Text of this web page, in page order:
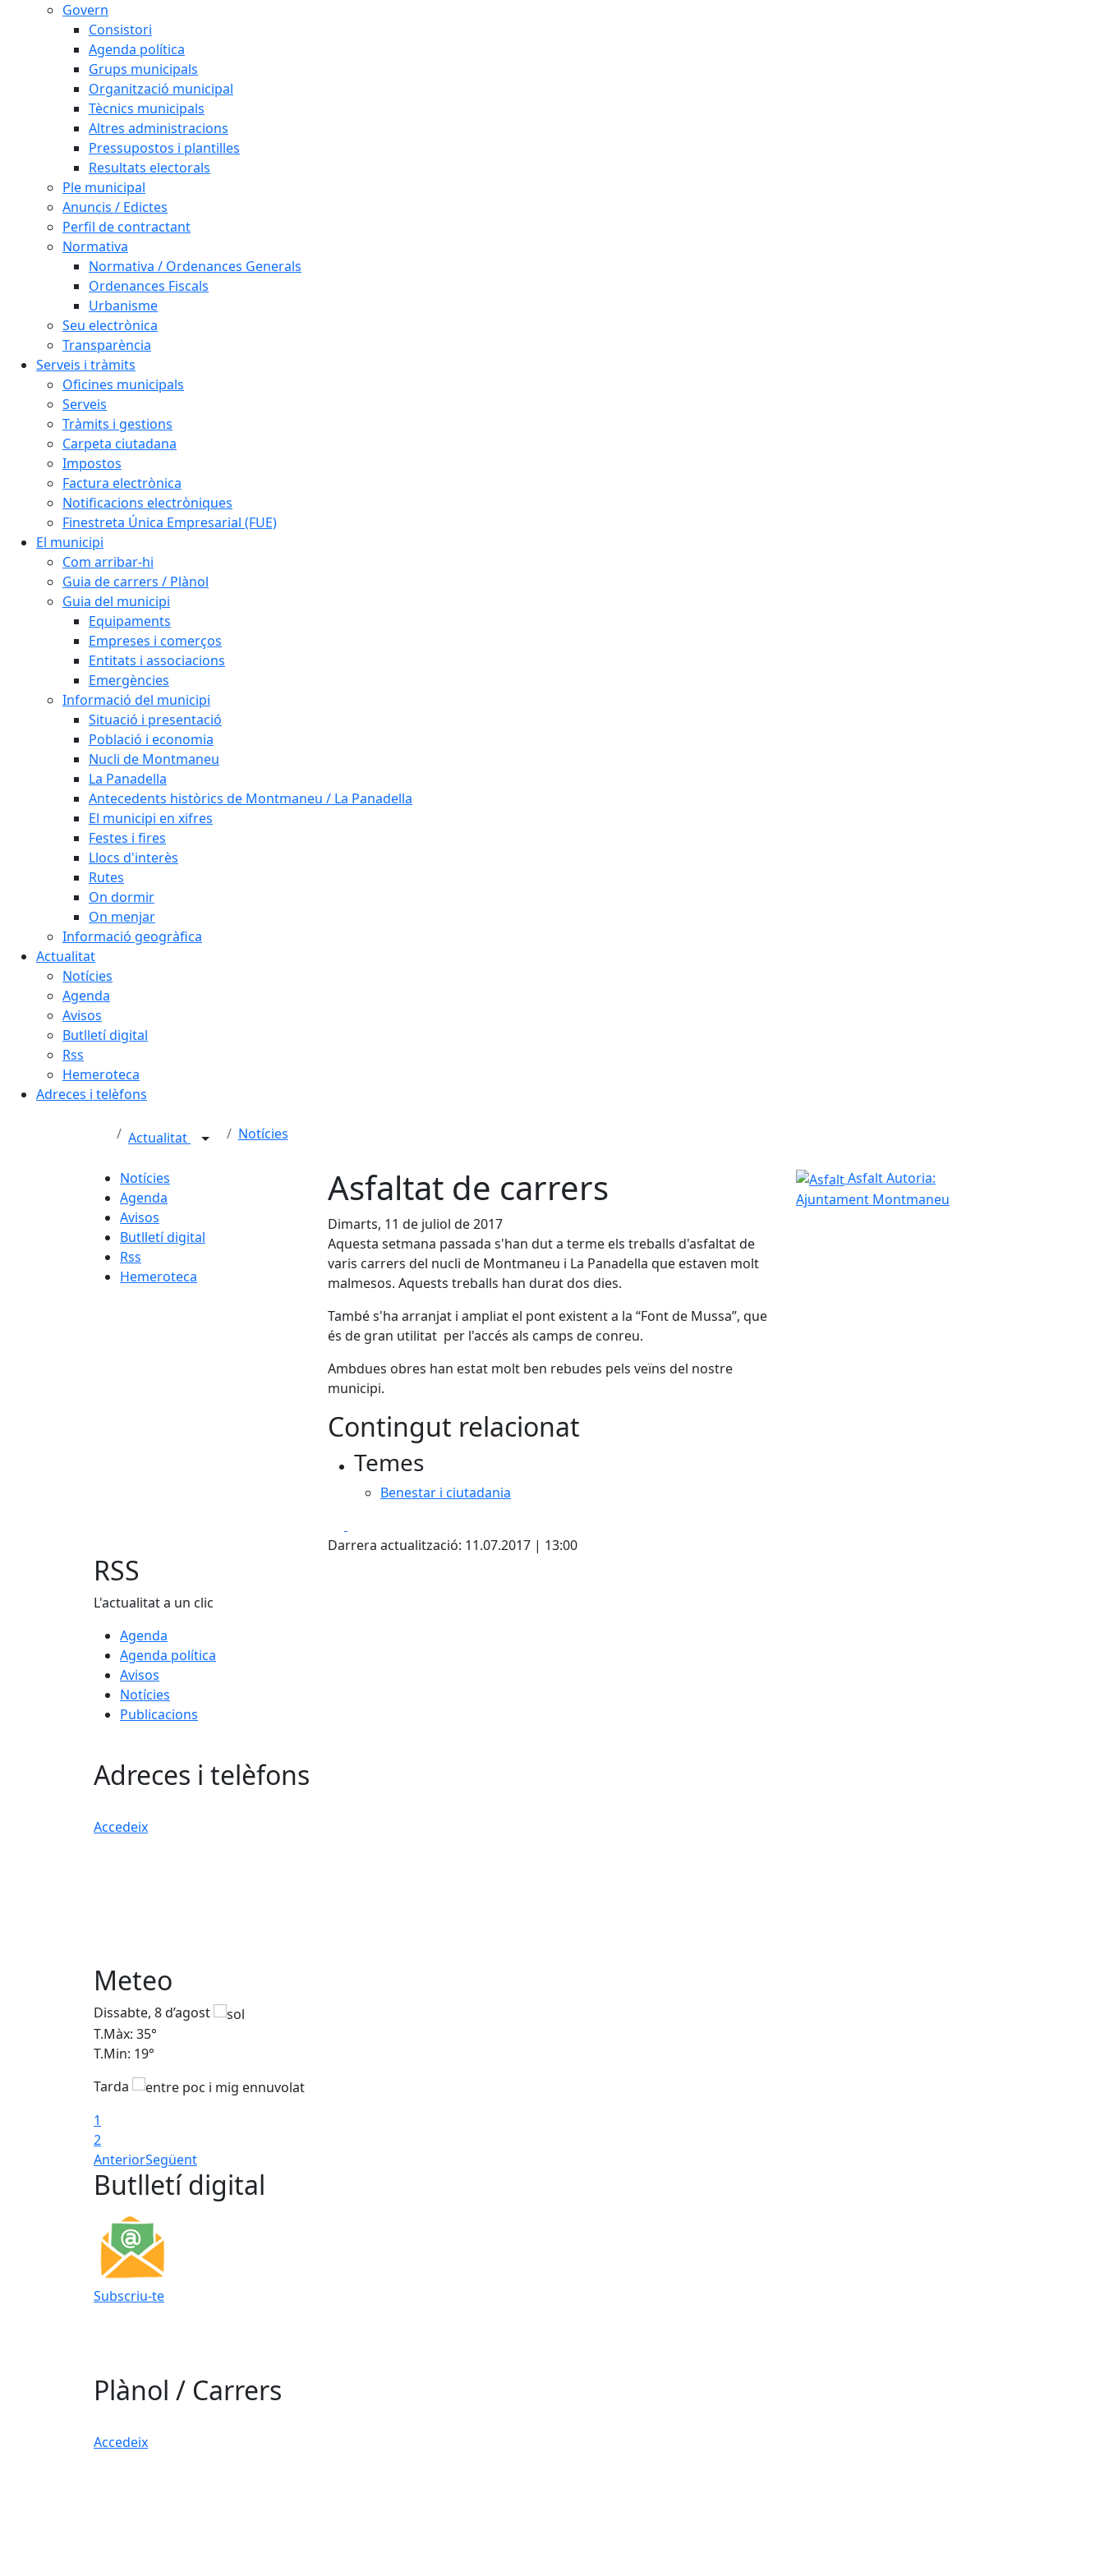
Govern
Consistori
Agenda política
Grups municipals
Organització municipal
Tècnics municipals
Altres administracions
Pressupostos i plantilles
Resultats electorals
Ple municipal
Anuncis / Edictes
Perfil de contractant
Normativa
Normativa / Ordenances Generals
Ordenances Fiscals
Urbanisme
Seu electrònica
Transparència
Serveis i tràmits
Oficines municipals
Serveis
Tràmits i gestions
Carpeta ciutadana
Impostos
Factura electrònica
Notificacions electròniques
Finestreta Única Empresarial (FUE)
El municipi
Com arribar-hi
Guia de carrers / Plànol
Guia del municipi
Equipaments
Empreses i comerços
Entitats i associacions
Emergències
Informació del municipi
Situació i presentació
Població i economia
Nucli de Montmaneu
La Panadella
Antecedents històrics de Montmaneu / La Panadella
El municipi en xifres
Festes i fires
Llocs d'interès
Rutes
On dormir
On menjar
Informació geogràfica
Actualitat
Notícies
Agenda
Avisos
Butlletí digital
Rss
Hemeroteca
Adreces i telèfons
Actualitat Notícies
Notícies
Agenda
Avisos
Butlletí digital
Rss
Hemeroteca
Asfaltat de carrers
Dimarts, 11 de juliol de 2017
Aquesta setmana passada s'han dut a terme els treballs d'asfaltat de
varis carrers del nucli de Montmaneu i La Panadella que estaven molt
malmesos. Aquests treballs han durat dos dies.
També s'ha arranjat i ampliat el pont existent a la “Font de Mussa”, que
és de gran utilitat per l'accés als camps de conreu.
Ambdues obres han estat molt ben rebudes pels veïns del nostre
municipi.
Contingut relacionat
Temes
Benestar i ciutadania
Darrera actualització: 11.07.2017 | 13:00
Asfalt AsfaltAutoria:
Ajuntament Montmaneu
RSS
L'actualitat a un clic
Agenda
Agenda política
Avisos
Notícies
Publicacions
Adreces i telèfons
Accedeix
Meteo
Dissabte, 8 d’agost
T.Màx: 35°
T.Min: 19°
Tarda
1
2
AnteriorSegüent
Butlletí digital
Subscriu-te
Plànol / Carrers
Accedeix